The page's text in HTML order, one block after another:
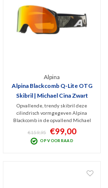
Alpina
Alpina Blackcomb Q-Lite OTG
Skibril | Michael Cina Zwart
Opvallende, trendy skibril deze
cilindrisch vormgegeven Alpina
Blackcomb in de opvallend Michael
Cina design versie. Hij is uitgevoerd
met Q-Lite spiegellens (Cat. 2) wat
zorgt voor contrastrijk beeld en
€159,95 €99,00
OP VOORRAAD